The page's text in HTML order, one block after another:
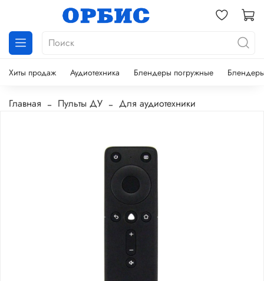
Хиты продаж Аудиотехника Блендеры погружные
Главная Пульты ДУ Для аудиотехники